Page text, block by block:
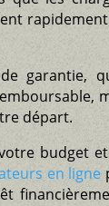
garantie,
départ.
budget
en ligne